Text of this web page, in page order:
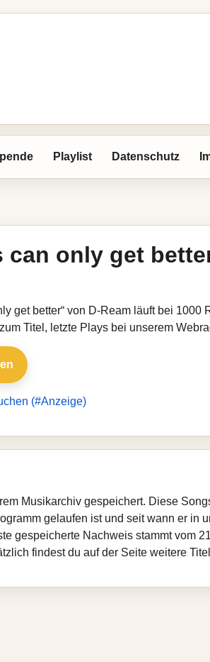
Playlist Datenschutz
can only get
get better“ von D-Ream läuft bei 1000
Titel, letzte Plays bei unserem
(#Anzeige)
Musikarchiv gespeichert. Diese
gelaufen ist und seit wann er in
gespeicherte Nachweis stammt vom
findest du auf der Seite weitere